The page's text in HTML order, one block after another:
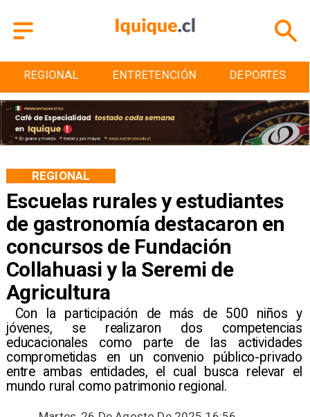
ENTRETENCIÓN DEPORTES CULTURA
Escuelas rurales y estudiantes
de gastronomía destacaron en
concursos de Fundación
Collahuasi y la Seremi de
Agricultura
​ Con la participación de más de 500 niños y
jóvenes, se realizaron dos competencias
educacionales como parte de las actividades
comprometidas en un convenio público-privado
entre ambas entidades, el cual busca relevar el
mundo rural como patrimonio regional.
REGIONAL